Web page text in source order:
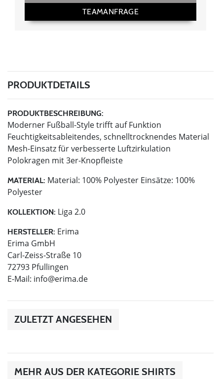
TEAMANFRAGE
PRODUKTDETAILS
PRODUKTBESCHREIBUNG:
Moderner Fußball-Style trifft auf Funktion
Feuchtigkeitsableitendes, schnelltrocknendes Material
Mesh-Einsatz für verbesserte Luftzirkulation
Polokragen mit 3er-Knopfleiste
MATERIAL: Material: 100% Polyester Einsätze: 100%
Polyester
KOLLEKTION: Liga 2.0
HERSTELLER: Erima
Erima GmbH
Carl-Zeiss-Straße 10
72793 Pfullingen
E-Mail: info@erima.de
ZULETZT ANGESEHEN
MEHR AUS DER KATEGORIE SHIRTS